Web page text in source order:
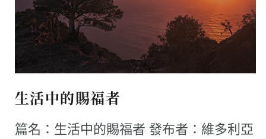
生活中的賜福者
篇名：生活中的賜福者 發布者：維多利亞